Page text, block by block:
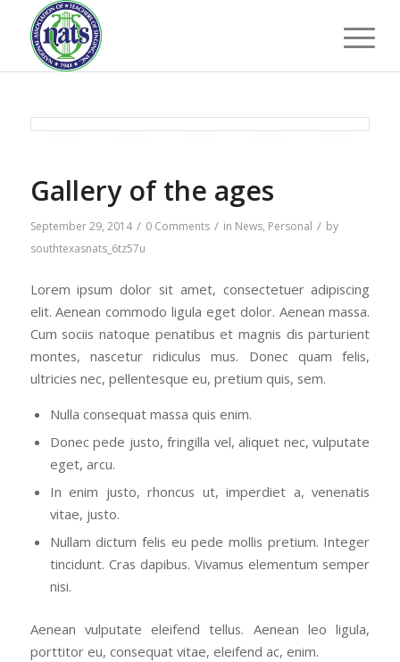
Gallery of the ages
September 29, 2014 / 0 Comments / in News, Personal / by
southtexasnats_6tz57u
Lorem ipsum dolor sit amet, consectetuer adipiscing
elit. Aenean commodo ligula eget dolor. Aenean massa.
Cum sociis natoque penatibus et magnis dis parturient
montes, nascetur ridiculus mus. Donec quam felis,
ultricies nec, pellentesque eu, pretium quis, sem.
Nulla consequat massa quis enim.
Donec pede justo, fringilla vel, aliquet nec, vulputate
eget, arcu.
In enim justo, rhoncus ut, imperdiet a, venenatis
vitae, justo.
Nullam dictum felis eu pede mollis pretium. Integer
tincidunt. Cras dapibus. Vivamus elementum semper
nisi.
Aenean vulputate eleifend tellus. Aenean leo ligula,
porttitor eu, consequat vitae, eleifend ac, enim.